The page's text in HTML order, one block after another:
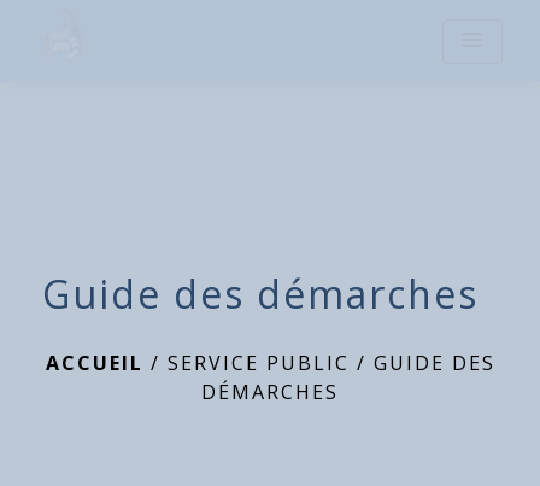
Guide des démarches
ACCUEIL / SERVICE PUBLIC / GUIDE DES
DÉMARCHES